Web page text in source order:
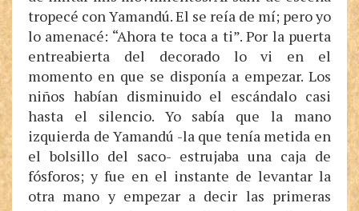
tropecé con Yamandú. El se reía de mí; pero yo
lo amenacé: “Ahora te toca a ti”. Por la puerta
entreabierta del decorado lo vi en el
momento en que se disponía a empezar. Los
niños habían disminuido el escándalo casi
hasta el silencio. Yo sabía que la mano
izquierda de Yamandú -la que tenía metida en
el bolsillo del saco- estrujaba una caja de
fósforos; y fue en el instante de levantar la
otra mano y empezar a decir las primeras